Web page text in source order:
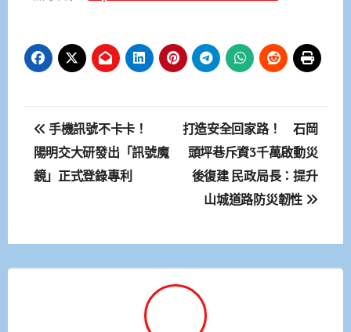
文
章
導
手機訊號不卡卡！
陽明交大研發出「訊號魔
鏡」正式登錄專利
打造安全回家路！ 石岡
頭坪巷斥資3千萬啟動災
後復建 民政局長：提升
山城道路防災韌性